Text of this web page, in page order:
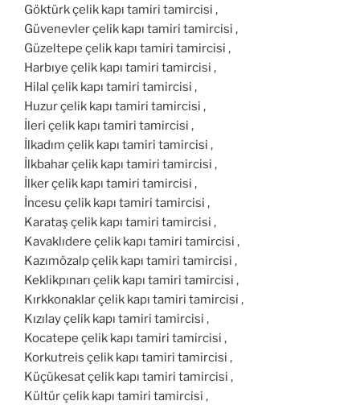
Göktürk çelik kapı tamiri tamircisi ,
Güvenevler çelik kapı tamiri tamircisi ,
Güzeltepe çelik kapı tamiri tamircisi ,
Harbıye çelik kapı tamiri tamircisi ,
Hilal çelik kapı tamiri tamircisi ,
Huzur çelik kapı tamiri tamircisi ,
İleri çelik kapı tamiri tamircisi ,
İlkadım çelik kapı tamiri tamircisi ,
İlkbahar çelik kapı tamiri tamircisi ,
İlker çelik kapı tamiri tamircisi ,
İncesu çelik kapı tamiri tamircisi ,
Karataş çelik kapı tamiri tamircisi ,
Kavaklıdere çelik kapı tamiri tamircisi ,
Kazımözalp çelik kapı tamiri tamircisi ,
Keklikpınarı çelik kapı tamiri tamircisi ,
Kırkkonaklar çelik kapı tamiri tamircisi ,
Kızılay çelik kapı tamiri tamircisi ,
Kocatepe çelik kapı tamiri tamircisi ,
Korkutreis çelik kapı tamiri tamircisi ,
Küçükesat çelik kapı tamiri tamircisi ,
Kültür çelik kapı tamiri tamircisi ,